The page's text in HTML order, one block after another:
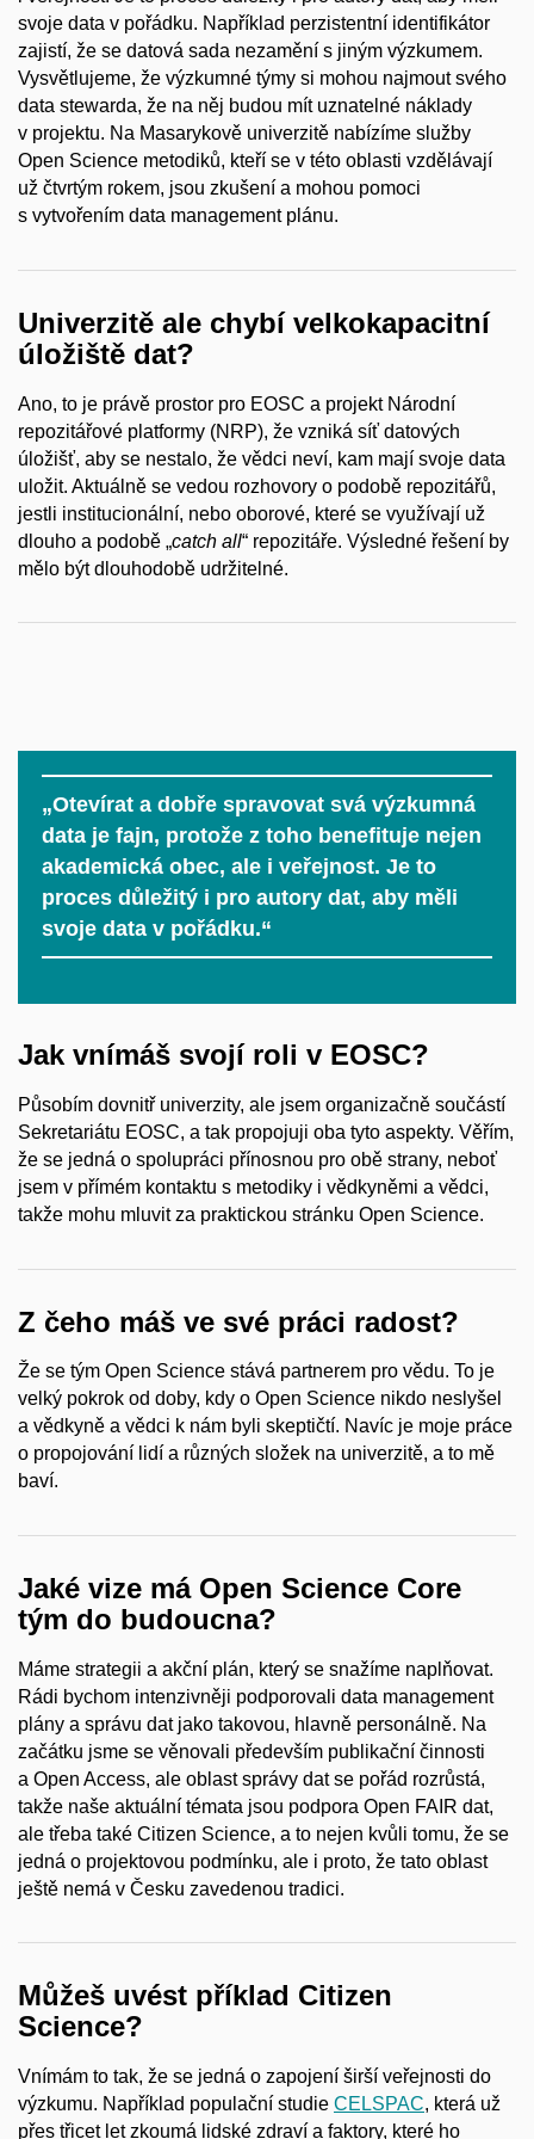
svoje data v pořádku. Například perzistentní identifikátor
zajistí, že se datová sada nezamění s jiným výzkumem.
Vysvětlujeme, že výzkumné týmy si mohou najmout svého
data stewarda, že na něj budou mít uznatelné náklady
v projektu. Na Masarykově univerzitě nabízíme služby
Open Science metodiků, kteří se v této oblasti vzdělávají
už čtvrtým rokem, jsou zkušení a mohou pomoci
s vytvořením data management plánu.
Univerzitě ale chybí velkokapacitní
úložiště dat?
Ano, to je právě prostor pro EOSC a projekt Národní
repozitářové platformy (NRP), že vzniká síť datových
úložišť, aby se nestalo, že vědci neví, kam mají svoje data
uložit. Aktuálně se vedou rozhovory o podobě repozitářů,
jestli institucionální, nebo oborové, které se využívají už
dlouho a podobě „catch all“ repozitáře. Výsledné řešení by
mělo být dlouhodobě udržitelné.
„Otevírat a dobře spravovat svá výzkumná
data je fajn, protože z toho benefituje nejen
akademická obec, ale i veřejnost. Je to
proces důležitý i pro autory dat, aby měli
svoje data v pořádku.“
Jak vnímáš svojí roli v EOSC?
Působím dovnitř univerzity, ale jsem organizačně součástí
Sekretariátu EOSC, a tak propojuji oba tyto aspekty. Věřím,
že se jedná o spolupráci přínosnou pro obě strany, neboť
jsem v přímém kontaktu s metodiky i vědkyněmi a vědci,
takže mohu mluvit za praktickou stránku Open Science.
Z čeho máš ve své práci radost?
Že se tým Open Science stává partnerem pro vědu. To je
velký pokrok od doby, kdy o Open Science nikdo neslyšel
a vědkyně a vědci k nám byli skeptičtí. Navíc je moje práce
o propojování lidí a různých složek na univerzitě, a to mě
baví.
Jaké vize má Open Science Core
tým do budoucna?
Máme strategii a akční plán, který se snažíme naplňovat.
Rádi bychom intenzivněji podporovali data management
plány a správu dat jako takovou, hlavně personálně. Na
začátku jsme se věnovali především publikační činnosti
a Open Access, ale oblast správy dat se pořád rozrůstá,
takže naše aktuální témata jsou podpora Open FAIR dat,
ale třeba také Citizen Science, a to nejen kvůli tomu, že se
jedná o projektovou podmínku, ale i proto, že tato oblast
ještě nemá v Česku zavedenou tradici.
Můžeš uvést příklad Citizen
Science?
Vnímám to tak, že se jedná o zapojení širší veřejnosti do
výzkumu. Například populační studie CELSPAC, která už
přes třicet let zkoumá lidské zdraví a faktory, které ho